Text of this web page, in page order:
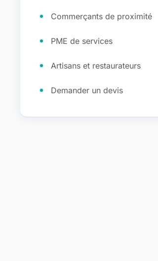
Commerçants de proximité
PME de services
Artisans et restaurateurs
Demander un devis